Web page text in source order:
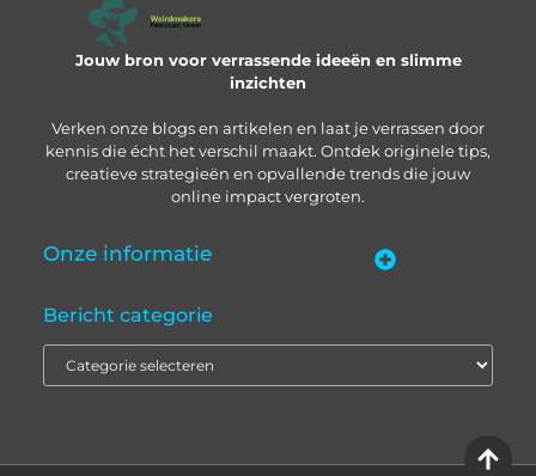
Jouw bron voor verrassende ideeën en slimme
inzichten
Verken onze blogs en artikelen en laat je verrassen door
kennis die écht het verschil maakt. Ontdek originele tips,
creatieve strategieën en opvallende trends die jouw
online impact vergroten.
Onze informatie
Bericht categorie